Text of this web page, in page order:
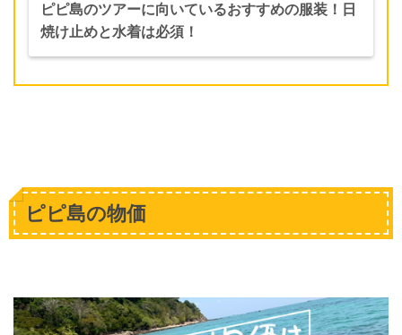
ピピ島のツアーに向いているおすすめの服装！日
焼け止めと水着は必須！
ピピ島の物価